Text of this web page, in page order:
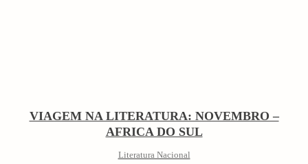
VIAGEM NA LITERATURA: NOVEMBRO –
AFRICA DO SUL
Literatura Nacional